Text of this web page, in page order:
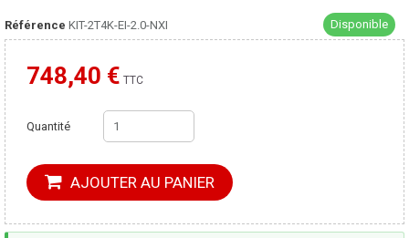
Référence KIT-2T4K-EI-2.0-NXI Disponible
748,40 € TTC
Moins cher ailleurs ?
Quantité
AJOUTER AU PANIER